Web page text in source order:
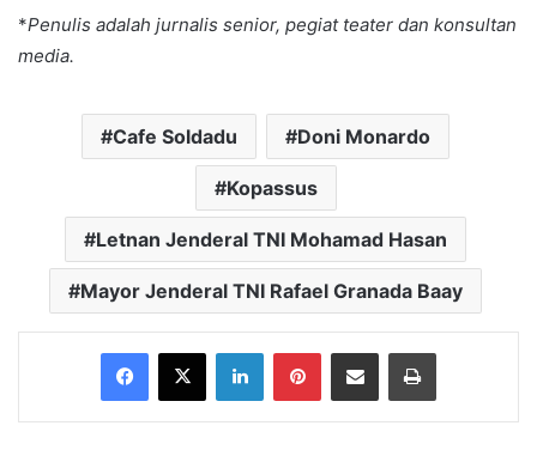
*Penulis adalah jurnalis senior, pegiat teater dan konsultan
media.
Cafe Soldadu Doni Monardo
Kopassus
Letnan Jenderal TNI Mohamad Hasan
Mayor Jenderal TNI Rafael Granada Baay
Facebook
X LinkedInPinterestShare via Email Print